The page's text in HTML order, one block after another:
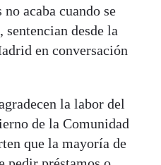
acaba cuando se
desde la
en conversación
la labor del
de la Comunidad
que la mayoría de